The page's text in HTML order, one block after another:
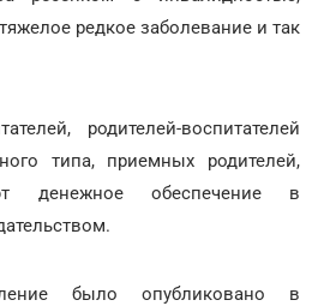
редкое заболевание и так
родителей-воспитателей
типа, приемных родителей,
денежное обеспечение в
было опубликовано в